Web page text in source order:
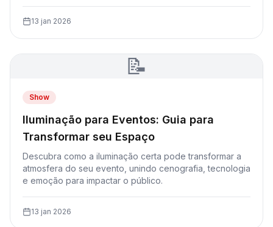
13 jan 2026
📝
Show
Iluminação para Eventos: Guia para
Transformar seu Espaço
Descubra como a iluminação certa pode transformar a
atmosfera do seu evento, unindo cenografia, tecnologia
e emoção para impactar o público.
13 jan 2026